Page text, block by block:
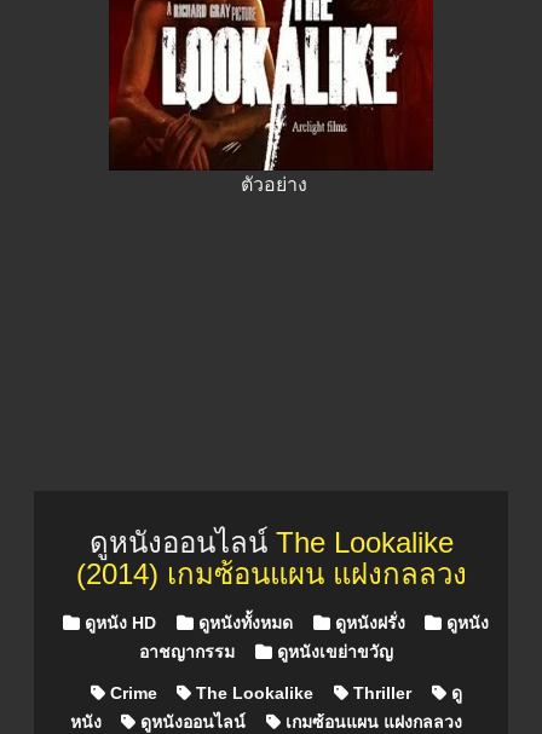
ตัวอย่าง
ดูหนังออนไลน์ The Lookalike
(2014) เกมซ้อนแผน แฝงกลลวง
Posted in
ดูหนัง HD ดูหนังทั้งหมด ดูหนังฝรั่ง
ดูหนัง
อาชญากรรม
ดูหนังเขย่าขวัญ
Crime The Lookalike Thriller
ดู
หนัง
ดูหนังออนไลน์ เกมซ้อนแผน แฝงกลลวง